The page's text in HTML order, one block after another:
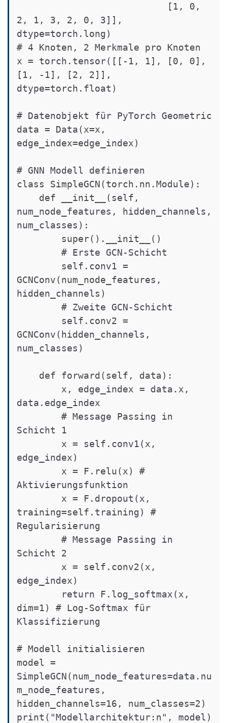
2, 1, 3, 2, 0, 3]],
dtype=torch.long)
# 4 Knoten, 2 Merkmale pro Knoten
x = torch.tensor([[-1, 1], [0, 0],
[1, -1], [2, 2]],
dtype=torch.float)
# Datenobjekt für PyTorch Geometric
data = Data(x=x,
edge_index=edge_index)
# GNN Modell definieren
class SimpleGCN(torch.nn.Module):
num_node_features, hidden_channels,
num_classes):
GCNConv(num_node_features,
hidden_channels)
GCNConv(hidden_channels,
num_classes)
data.edge_index
Schicht 1
edge_index)
Aktivierungsfunktion
training=self.training) #
Regularisierung
Schicht 2
edge_index)
dim=1) # Log-Softmax für
Klassifizierung
# Modell initialisieren
model =
SimpleGCN(num_node_features=data.nu
m_node_features,
hidden_channels=16, num_classes=2)
print("Modellarchitektur:n", model)